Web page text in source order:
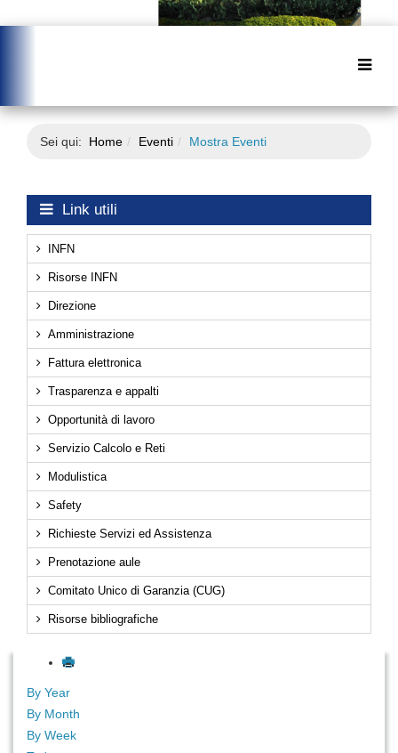
Sei qui: Home Eventi Mostra Eventi
Link utili
INFN
Risorse INFN
Direzione
Amministrazione
Fattura elettronica
Trasparenza e appalti
Opportunità di lavoro
Servizio Calcolo e Reti
Modulistica
Safety
Richieste Servizi ed Assistenza
Prenotazione aule
Comitato Unico di Garanzia (CUG)
Risorse bibliografiche
By Year
By Month
By Week